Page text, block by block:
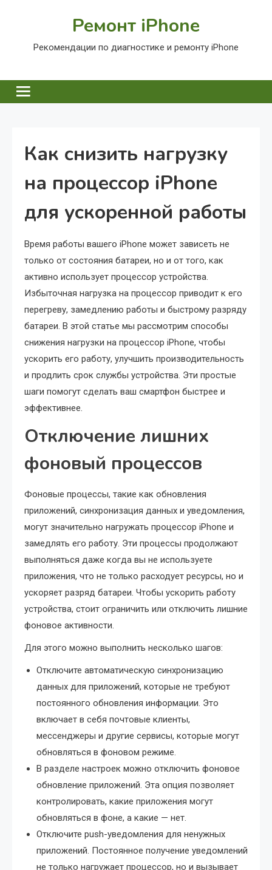
Ремонт iPhone
Рекомендации по диагностике и ремонту iPhone
Как снизить нагрузку
на процессор iPhone
для ускоренной работы
Время работы вашего iPhone может зависеть не
только от состояния батареи, но и от того, как
активно использует процессор устройства.
Избыточная нагрузка на процессор приводит к его
перегреву, замедлению работы и быстрому разряду
батареи. В этой статье мы рассмотрим способы
снижения нагрузки на процессор iPhone, чтобы
ускорить его работу, улучшить производительность
и продлить срок службы устройства. Эти простые
шаги помогут сделать ваш смартфон быстрее и
эффективнее.
Отключение лишних
фоновый процессов
Фоновые процессы, такие как обновления
приложений, синхронизация данных и уведомления,
могут значительно нагружать процессор iPhone и
замедлять его работу. Эти процессы продолжают
выполняться даже когда вы не используете
приложения, что не только расходует ресурсы, но и
ускоряет разряд батареи. Чтобы ускорить работу
устройства, стоит ограничить или отключить лишние
фоновое активности.
Для этого можно выполнить несколько шагов:
Отключите автоматическую синхронизацию
данных для приложений, которые не требуют
постоянного обновления информации. Это
включает в себя почтовые клиенты,
мессенджеры и другие сервисы, которые могут
обновляться в фоновом режиме.
В разделе настроек можно отключить фоновое
обновление приложений. Эта опция позволяет
контролировать, какие приложения могут
обновляться в фоне, а какие — нет.
Отключите push-уведомления для ненужных
приложений. Постоянное получение уведомлений
не только нагружает процессор, но и вызывает